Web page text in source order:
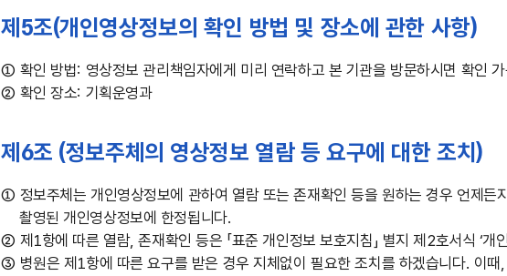
및
촬영시간,
보관기관,
처리방법
안내
제5조(개인영상정보의 확인 방법 및 장소에 관한 사항)
① 확인 방법: 영상정보 관리책임자에게 미리 연락하고 본 기관을 방문하시면 확인
② 확인 장소: 기획운영과
제6조 (정보주체의 영상정보 열람 등 요구에 대한 조치)
① 정보주체는 개인영상정보에 관하여 열람 또는 존재확인 등을 원하는 경우 언제
촬영된 개인영상정보에 한정됩니다.
② 제1항에 따른 열람, 존재확인 등은 「표준 개인정보 보호지침」 별지 제2호서식 ‘
③ 병원은 제1항에 따른 요구를 받은 경우 지체없이 필요한 조치를 하겠습니다. 이